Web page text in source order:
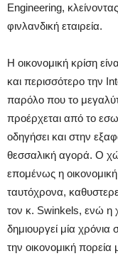
Engineering,
φινλανδική εταιρεία.
Η οικονομική κρίση
και περισσότερο την
παρόλο που το
προέρχεται από το
οδηγήσει και στην
θεσσαλική αγορά. Ο
επομένως η
ταυτόχρονα,
τον κ. Swinkels, ενώ η
δημιουργεί μία
την οικονομική